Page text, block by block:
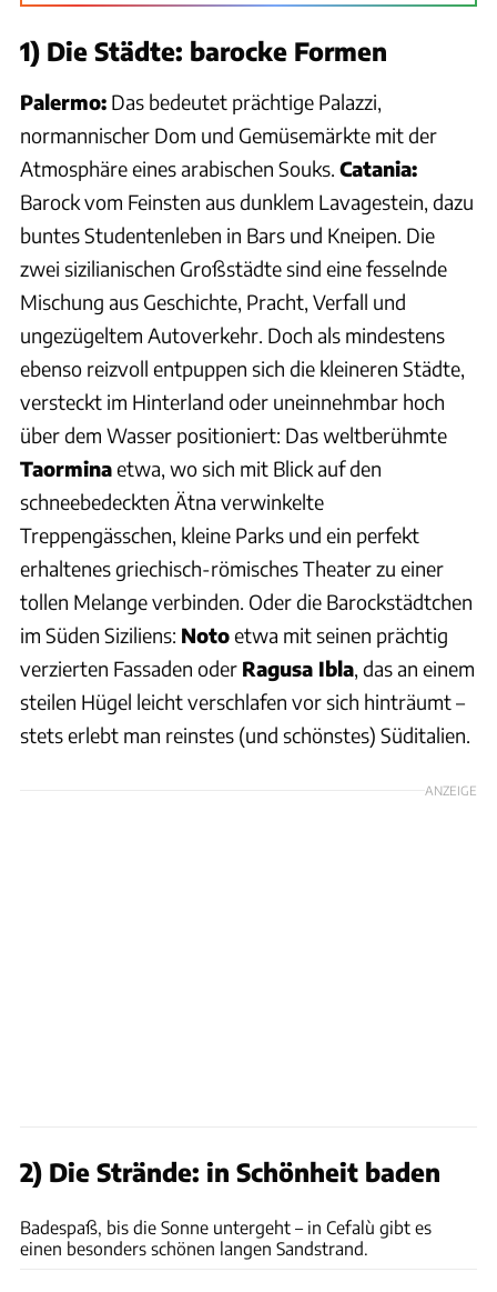
1) Die Städte: barocke Formen
Palermo: Das bedeutet prächtige Palazzi,
normannischer Dom und Gemüsemärkte mit der
Atmosphäre eines arabischen Souks. Catania:
Barock vom Feinsten aus dunklem Lavagestein, dazu
buntes Studentenleben in Bars und Kneipen. Die
zwei sizilianischen Großstädte sind eine fesselnde
Mischung aus Geschichte, Pracht, Verfall und
ungezügeltem Autoverkehr. Doch als mindestens
ebenso reizvoll entpuppen sich die kleineren Städte,
versteckt im Hinterland oder uneinnehmbar hoch
über dem Wasser positioniert: Das weltberühmte
Taorminaetwa, wo sich mit Blick auf den
schneebedeckten Ätna verwinkelte
Treppengässchen, kleine Parks und ein perfekt
erhaltenes griechisch-römisches Theater zu einer
tollen Melange verbinden. Oder die Barockstädtchen
im Süden Siziliens: Notoetwa mit seinen prächtig
verzierten Fassaden oder Ragusa Ibla, das an einem
steilen Hügel leicht verschlafen vor sich hinträumt –
stets erlebt man reinstes (und schönstes) Süditalien.
ANZEIGE
2) Die Strände: in Schönheit badenUdo Bernhart
Badespaß, bis die Sonne untergeht – in Cefalù gibt es
einen besonders schönen langen Sandstrand.